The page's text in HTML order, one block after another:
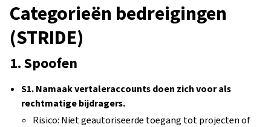
Categorieën bedreigingen
(STRIDE)
1. Spoofen
S1. Namaak vertaleraccounts doen zich voor als
rechtmatige bijdragers.
Risico: Niet geautoriseerde toegang tot projecten of